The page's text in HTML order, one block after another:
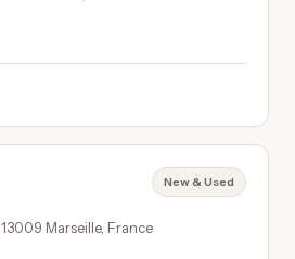
New & Used
Marseille, France